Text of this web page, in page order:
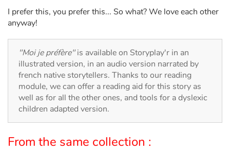
Ecology, nature, seasons
Travel, epic, investigation, adventure
Around the world
Arts, space, activities
I prefer this, you prefer this... So what? We love each other
anyway!
"Moi je préfère"is available on Storyplay'r in an
illustrated version, in an audio version narrated by
french native storytellers. Thanks to our reading
module, we can offer a reading aid for this story as
well as for all the other ones, and tools for a dyslexic
children adapted version.
From the same collection :